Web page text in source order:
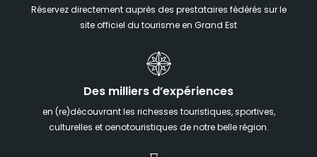
Réservez directement auprès des prestataires fédérés sur le
site officiel du tourisme en Grand Est
Des milliers d’expériences
en (re)découvrant les richesses touristiques, sportives,
culturelles et oenotouristiques de notre belle région.